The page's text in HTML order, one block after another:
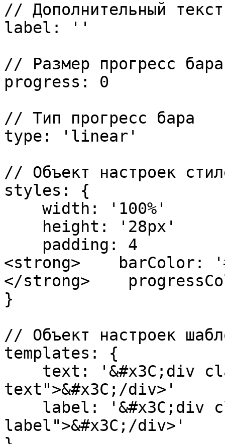
// Дополнительный
label: ''
// Размер прогресс
progress: 0
// Тип прогресс бара
type: 'linear'
// Объект настроек
styles: {
<strong>
</strong>
}
// Объект настроек
templates: {
text">&#x3C;/div>'
label">&#x3C;/div>'